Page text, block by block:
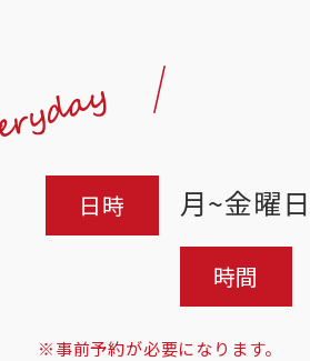
日時 月~金曜日
時間
※事前予約が必要になります。